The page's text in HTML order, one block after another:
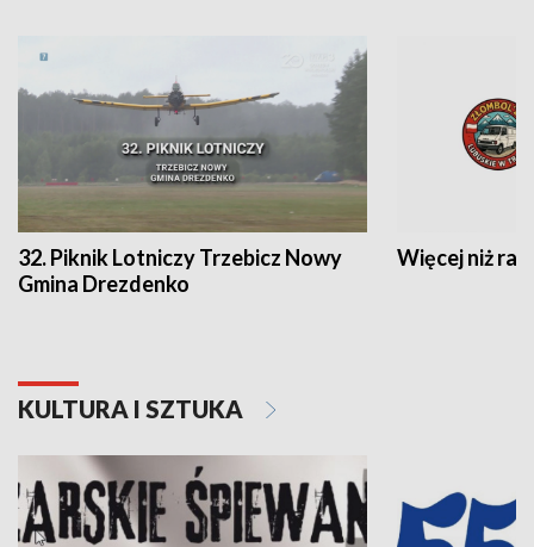
32. Piknik Lotniczy Trzebicz Nowy
Gmina Drezdenko
Więcej niż rajd
KULTURA I SZTUKA